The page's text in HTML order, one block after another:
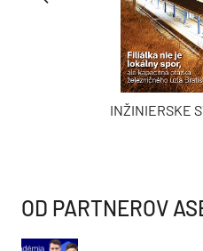
INŽINIERSKE
OD PARTNEROV